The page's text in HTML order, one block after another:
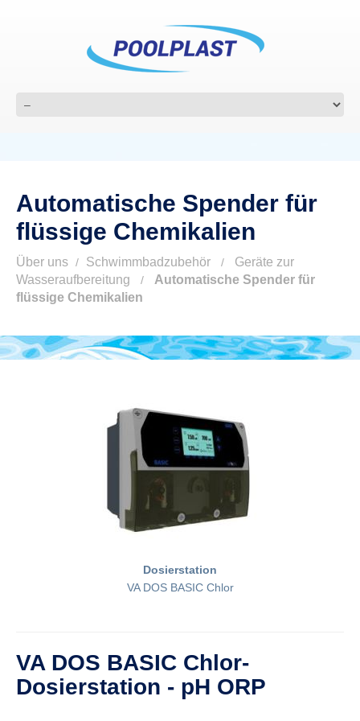
Automatische Spender für
flüssige Chemikalien
Über uns Schwimmbadzubehör
Geräte zur
Wasseraufbereitung
Automatische Spender für
flüssige Chemikalien
Dosierstation
VA DOS BASIC Chlor
VA DOS BASIC Chlor-
Dosierstation - pH ORP